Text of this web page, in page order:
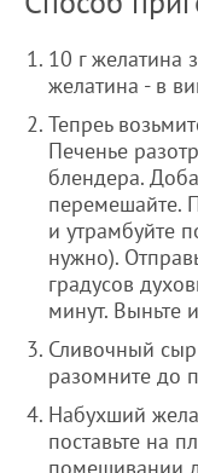
10 г желатина
желатина - в
Тепреь
Печенье
блендера.
перемешайте.
и утрамбуйте
нужно).
градусов
минут. Выньте
Сливочный
разомните до
Набухший
поставьте на